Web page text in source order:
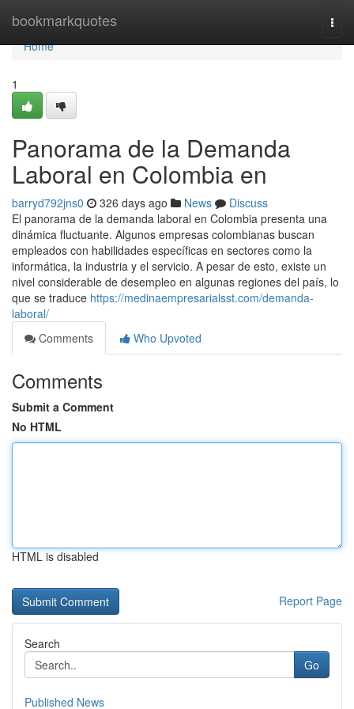
bookmarkquotes
Home
Home
1
Panorama de la Demanda
Laboral en Colombia en
barryd792jns0 326 days ago News
Discuss
El panorama de la demanda laboral en Colombia presenta una
dinámica fluctuante. Algunos empresas colombianas buscan
empleados con habilidades específicas en sectores como la
informática, la industria y el servicio. A pesar de esto, existe un
nivel considerable de desempleo en algunas regiones del país, lo
que se traduce https://medinaempresarialsst.com/demanda-
laboral/
Comments
Who Upvoted
Comments
Submit a Comment
No HTML
HTML is disabled
Report Page
Search
Go
Published News